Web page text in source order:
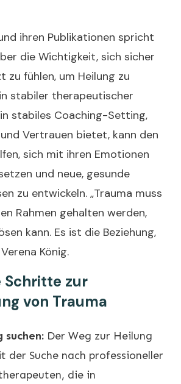
ihren Publikationen spricht
die Wichtigkeit, sich sicher
fühlen, um Heilung zu
stabiler therapeutischer
stabiles Coaching-Setting,
Vertrauen bietet, kann den
sich mit ihren Emotionen
und neue, gesunde
zu entwickeln. „Trauma muss
Rahmen gehalten werden,
kann. Es ist die Beziehung,
König.
Schritte zur
von Trauma
suchen: Der Weg zur Heilung
Suche nach professioneller
die in